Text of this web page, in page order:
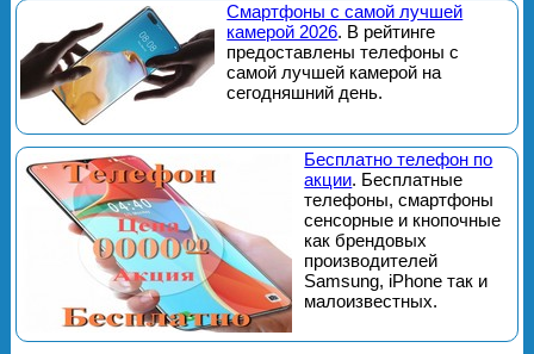
Смартфоны с самой лучшей
камерой 2026. В рейтинге
предоставлены телефоны с
самой лучшей камерой на
сегодняшний день.
Бесплатно телефон по
акции. Бесплатные
телефоны, смартфоны
сенсорные и кнопочные
как брендовых
производителей
Samsung, iPhone так и
малоизвестных.